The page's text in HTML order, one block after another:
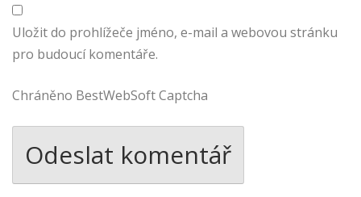
Uložit do prohlížeče jméno, e-mail a webovou stránku
pro budoucí komentáře.
Chráněno BestWebSoft Captcha